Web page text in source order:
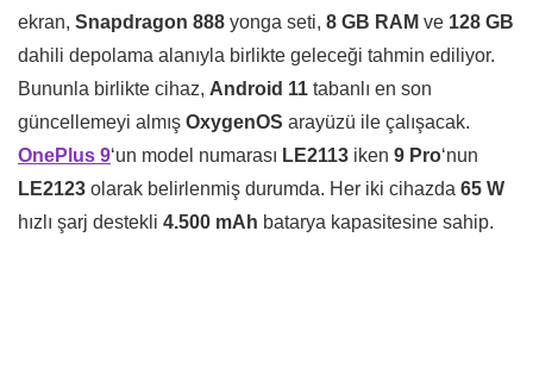
ekran, Snapdragon 888 yonga seti, 8 GB RAM ve 128 GB
dahili depolama alanıyla birlikte geleceği tahmin ediliyor.
Bununla birlikte cihaz, Android 11 tabanlı en son
güncellemeyi almış OxygenOS arayüzü ile çalışacak.
OnePlus 9‘un model numarası LE2113 iken 9 Pro‘nun
LE2123 olarak belirlenmiş durumda. Her iki cihazda 65 W
hızlı şarj destekli 4.500 mAh batarya kapasitesine sahip.